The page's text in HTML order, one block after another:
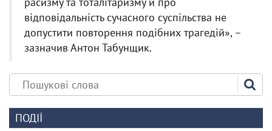
відповідальність сучасного суспільства не
допустити повторення подібних трагедій», –
зазначив Антон Табунщик.
ПОДІЇ